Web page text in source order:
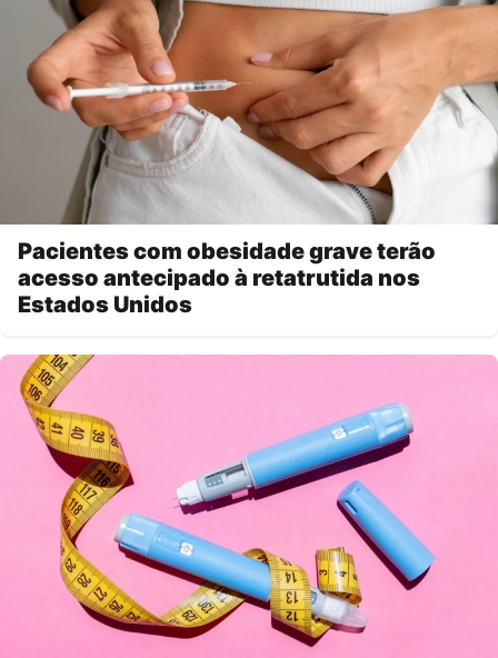
Pacientes com obesidade grave terão
acesso antecipado à retatrutida nos
Estados Unidos